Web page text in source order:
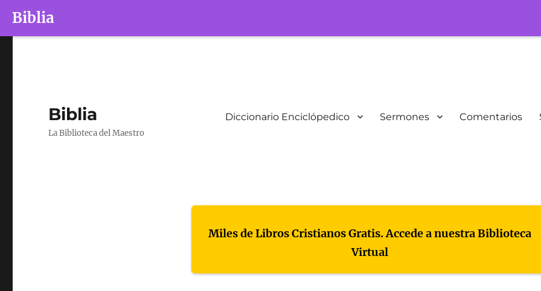
Biblia
Biblia
La Biblioteca del Maestro
Diccionario Enciclópedico Sermones Comentarios
Miles de Libros Cristianos Gratis. Accede a nuestra Biblioteca
Virtual